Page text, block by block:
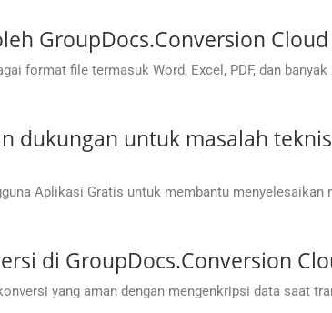
GroupDocs.Conversion Cloud
format file termasuk Word, Excel, PDF, dan
dukungan untuk masalah
Aplikasi Gratis untuk membantu
di GroupDocs.Conversion
yang aman dengan mengenkripsi data saat